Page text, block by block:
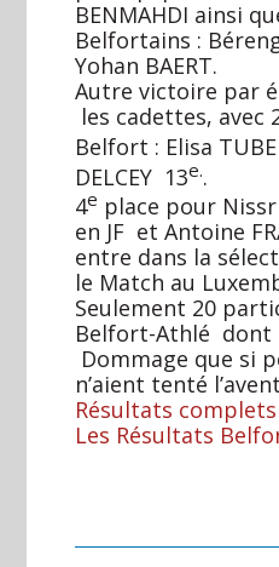
BENMAHDI ainsi
Belfortains :
Yohan BAERT.
Autre victoire par
les cadettes, avec
Belfort : Elisa
DELCEY 13e..
4e place pour
en JF et Antoine
entre dans la
le Match au
Seulement 20
Belfort-Athlé dont
Dommage que si
n’aient tenté
Résultats complets
Les Résultats